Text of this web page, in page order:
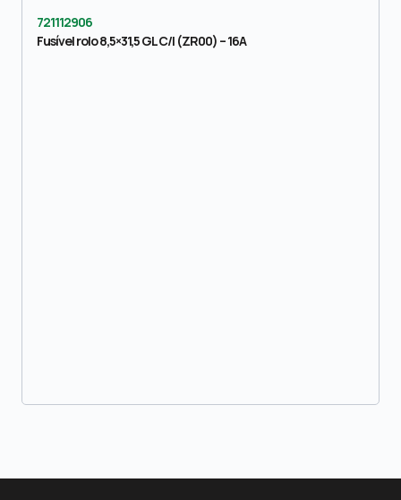
721112906
Fusível rolo 8,5×31,5 GL C/I (ZR00) – 16A